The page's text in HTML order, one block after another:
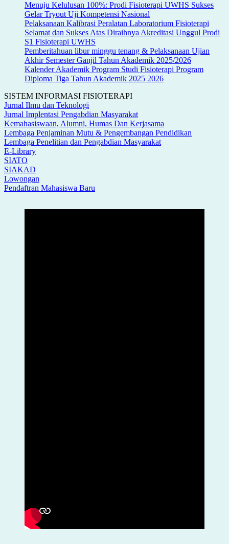
Menuju Kelulusan 100%: Prodi Fisioterapi UWHS Sukses
Gelar Tryout Uji Kompetensi Nasional
Pelaksanaan Kalibrasi Peralatan Laboratorium Fisioterapi
Selamat dan Sukses Atas Diraihnya Akreditasi Unggul Prodi
S1 Fisioterapi UWHS
Pemberitahuan libur minggu tenang & Pelaksanaan Ujian
Akhir Semester Ganjil Tahun Akademik 2025/2026
Kalender Akademik Program Studi Fisioterapi Program
Diploma Tiga Tahun Akademik 2025 2026
SISTEM INFORMASI FISIOTERAPI
Jurnal Ilmu dan Teknologi
Jurnal Implentasi Pengabdian Masyarakat
Kemahasiswaan, Alumni, Humas Dan Kerjasama
Lembaga Penjaminan Mutu & Pengembangan Pendidikan
Lembaga Penelitian dan Pengabdian Masyarakat
E-Library
SIATO
SIAKAD
Lowongan
Pendaftran Mahasiswa Baru